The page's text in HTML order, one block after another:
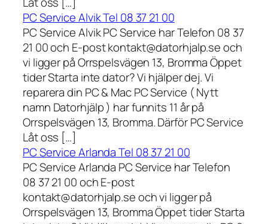
PC Service Alvik Tel 08 37 21 00
PC Service Alvik PC Service har Telefon 08 37
21 00 och E-post kontakt@datorhjalp.se och
vi ligger på Orrspelsvägen 13, Bromma Öppet
tider Starta inte dator? Vi hjälper dej. Vi
reparera din PC & Mac PC Service ( Nytt
namn Datorhjälp ) har funnits 11 år på
Orrspelsvägen 13, Bromma. Därför PC Service
Låt oss […]
PC Service Arlanda Tel 08 37 21 00
PC Service Arlanda PC Service har Telefon
08 37 21 00 och E-post
kontakt@datorhjalp.se och vi ligger på
Orrspelsvägen 13, Bromma Öppet tider Starta